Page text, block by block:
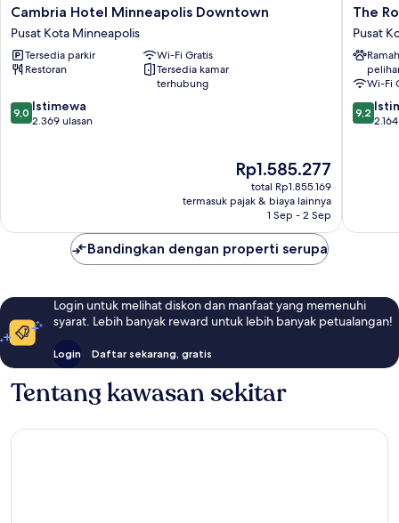
Cambria
Hotel
Minneapolis
Downtown
Pusat
Minneapolis
Cambria Hotel Minneapolis Downtown
Pusat Kota Minneapolis
Tersedia parkir
Wi-Fi Gratis
Restoran
Tersedia kamar
terhubung
9.0
dari
9,0 Istimewa
2.369 ulasan
Harga
sekarang
Rp1.585.277
Rp1.585.277
total Rp1.855.169
termasuk pajak & biaya lainnya
1 Sep - 2 Sep
The
Royal
Sonesta
Pusat
Kota
The
Pusat
Wi-Fi
9.2
dari
9,2
Bandingkan dengan properti serupa
Login untuk melihat diskon dan manfaat yang memenuhi
syarat. Lebih banyak reward untuk lebih banyak petualangan!
Login Daftar sekarang, gratis
Tentang kawasan sekitar